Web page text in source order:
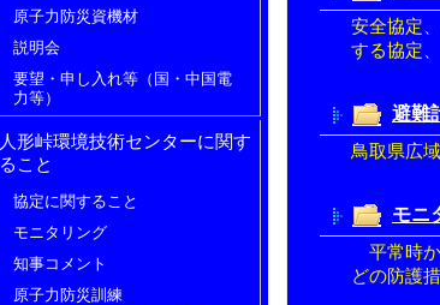
原子力防災資機材
説明会
要望・申し入れ等（国・中国電
力等）
人形峠環境技術センターに関す
ること
協定に関すること
モニタリング
知事コメント
原子力防災訓練
安全協定
する協定
避難
鳥取県広
モニ
平常時か
どの防護